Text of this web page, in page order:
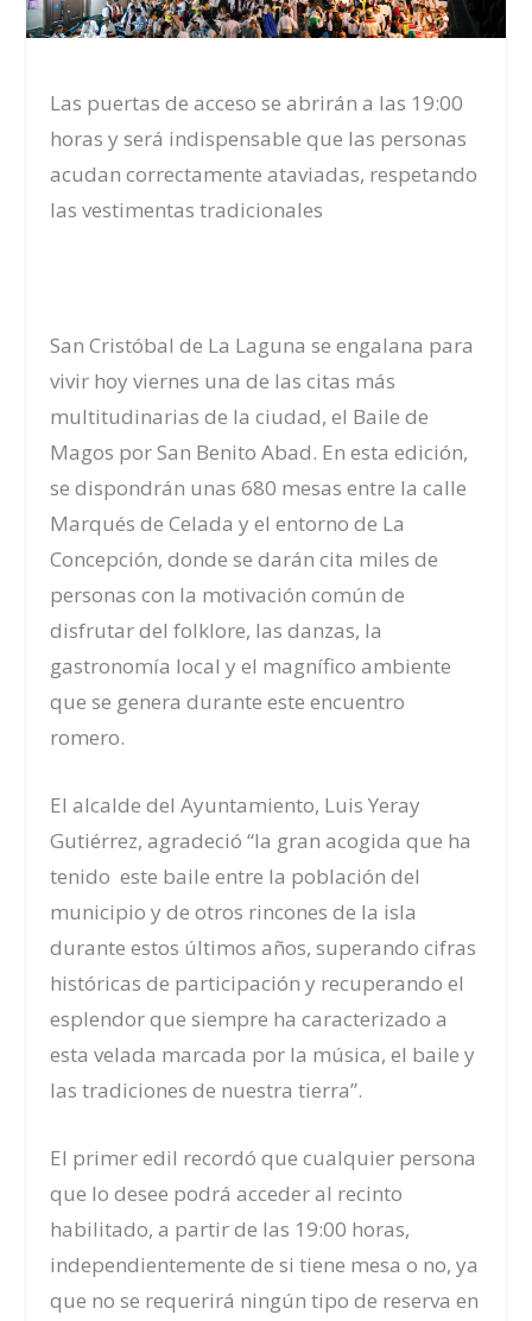
Las puertas de acceso se abrirán a las 19:00
horas y será indispensable que las personas
acudan correctamente ataviadas, respetando
las vestimentas tradicionales
San Cristóbal de La Laguna se engalana para
vivir hoy viernes una de las citas más
multitudinarias de la ciudad, el Baile de
Magos por San Benito Abad. En esta edición,
se dispondrán unas 680 mesas entre la calle
Marqués de Celada y el entorno de La
Concepción, donde se darán cita miles de
personas con la motivación común de
disfrutar del folklore, las danzas, la
gastronomía local y el magnífico ambiente
que se genera durante este encuentro
romero.
El alcalde del Ayuntamiento, Luis Yeray
Gutiérrez, agradeció “la gran acogida que ha
tenido este baile entre la población del
municipio y de otros rincones de la isla
durante estos últimos años, superando cifras
históricas de participación y recuperando el
esplendor que siempre ha caracterizado a
esta velada marcada por la música, el baile y
las tradiciones de nuestra tierra”.
El primer edil recordó que cualquier persona
que lo desee podrá acceder al recinto
habilitado, a partir de las 19:00 horas,
independientemente de si tiene mesa o no, ya
que no se requerirá ningún tipo de reserva en